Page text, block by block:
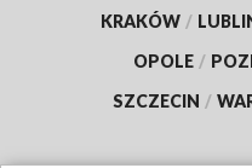
KRAKÓW /
OPOLE /
SZCZECIN /